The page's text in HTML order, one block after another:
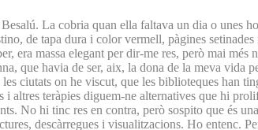
La cobria quan ella faltava un dia o unes
de tapa dura i color vermell, pàgines
era massa elegant per dir-me res, però mai
que havia de ser, aix, la dona de la meva
ciutats on he viscut, que les biblioteques han
altres teràpies diguem-ne alternatives que hi
No hi tinc res en contra, però sospito que és
descàrregues i visualitzacions. Ho entenc.